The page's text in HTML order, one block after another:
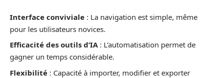
Interface conviviale : La navigation est simple, même
pour les utilisateurs novices.
Efficacité des outils d’IA: L’automatisation permet de
gagner un temps considérable.
Flexibilité : Capacité à importer, modifier et exporter